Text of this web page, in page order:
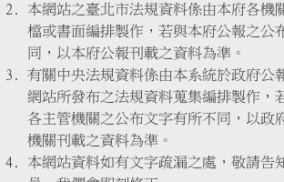
本網站之臺北市法規資料係由本府各機
檔或書面編排製作，若與本府公報之公
同，以本府公報刊載之資料為準。
有關中央法規資料係由本系統於政府公
網站所發布之法規資料蒐集編排製作，
各主管機關之公布文字有所不同，以政
機關刊載之資料為準。
本網站資料如有文字疏漏之處，敬請告